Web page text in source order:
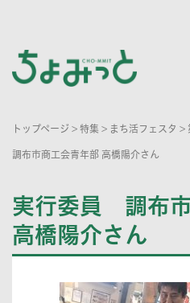
トップページ > 特集 > まち活フェスタ >
調布市商工会青年部 高橋陽介さん
実行委員 調布
高橋陽介さん